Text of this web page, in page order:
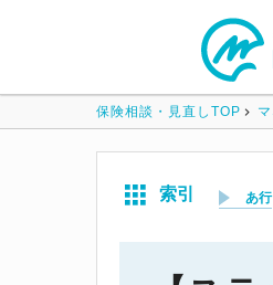
保険相談・見直しTOP
索引 あ行